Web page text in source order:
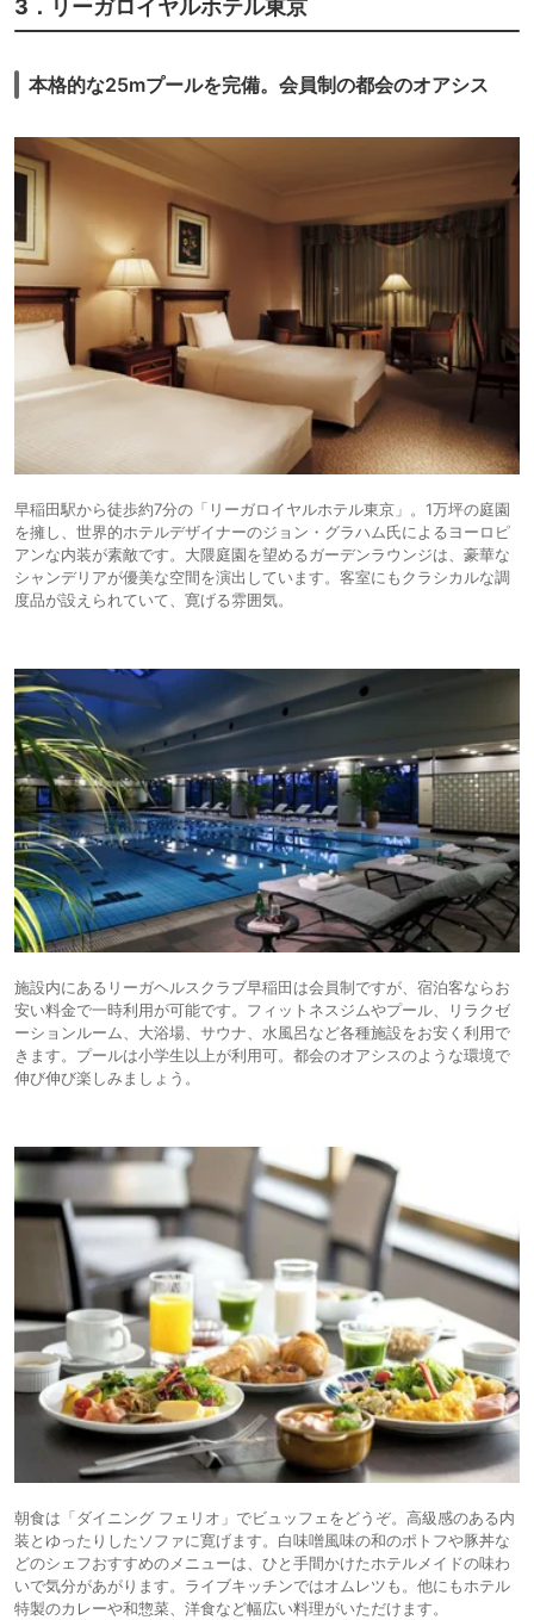
3．リーガロイヤルホテル東京
本格的な25mプールを完備。会員制の都会のオアシス
早稲田駅から徒歩約7分の「リーガロイヤルホテル東京」。1万坪の庭園
を擁し、世界的ホテルデザイナーのジョン・グラハム氏によるヨーロピ
アンな内装が素敵です。大隈庭園を望めるガーデンラウンジは、豪華な
シャンデリアが優美な空間を演出しています。客室にもクラシカルな調
度品が設えられていて、寛げる雰囲気。
施設内にあるリーガヘルスクラブ早稲田は会員制ですが、宿泊客ならお
安い料金で一時利用が可能です。フィットネスジムやプール、リラクゼ
ーションルーム、大浴場、サウナ、水風呂など各種施設をお安く利用で
きます。プールは小学生以上が利用可。都会のオアシスのような環境で
伸び伸び楽しみましょう。
朝食は「ダイニング フェリオ」でビュッフェをどうぞ。高級感のある内
装とゆったりしたソファに寛げます。白味噌風味の和のポトフや豚丼な
どのシェフおすすめのメニューは、ひと手間かけたホテルメイドの味わ
いで気分があがります。ライブキッチンではオムレツも。他にもホテル
特製のカレーや和惣菜、洋食など幅広い料理がいただけます。